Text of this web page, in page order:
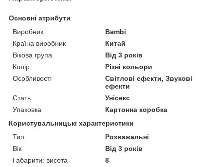
Основні атрибути
Виробник
Bambi
Країна виробник
Китай
Вікова група
Від 3 років
Колір
Різні кольори
Особливості
Світлові ефекти, Звукові
ефекти
Стать
Унісекс
Упаковка
Картонна коробка
Користувальницькі характеристики
Тип
Розважальні
Вік
Від 3 років
Габарити: висота
8